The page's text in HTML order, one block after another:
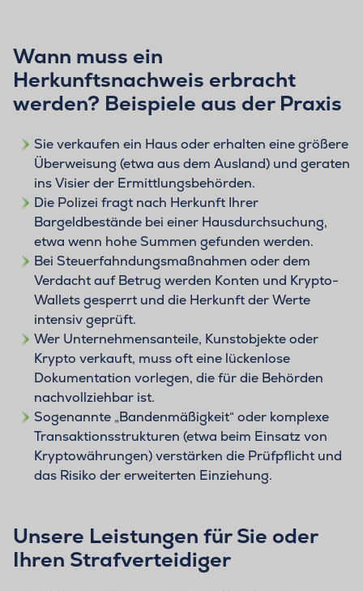
Wann muss ein
Herkunftsnachweis erbracht
werden? Beispiele aus der Praxis
Sie verkaufen ein Haus oder erhalten eine größere
Überweisung (etwa aus dem Ausland) und geraten
ins Visier der Ermittlungsbehörden.
Die Polizei fragt nach Herkunft Ihrer
Bargeldbestände bei einer Hausdurchsuchung,
etwa wenn hohe Summen gefunden werden.
Bei Steuerfahndungsmaßnahmen oder dem
Verdacht auf Betrug werden Konten und Krypto-
Wallets gesperrt und die Herkunft der Werte
intensiv geprüft.
Wer Unternehmensanteile, Kunstobjekte oder
Krypto verkauft, muss oft eine lückenlose
Dokumentation vorlegen, die für die Behörden
nachvollziehbar ist.
Sogenannte „Bandenmäßigkeit“ oder komplexe
Transaktionsstrukturen (etwa beim Einsatz von
Kryptowährungen) verstärken die Prüfpflicht und
das Risiko der erweiterten Einziehung.
Unsere Leistungen für Sie oder
Ihren Strafverteidiger